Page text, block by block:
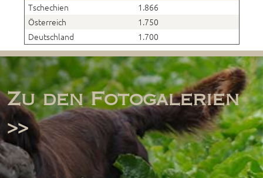
Tschechien
1.866
Österreich
1.750
Deutschland
1.700
Zu den Fotogalerien
>>